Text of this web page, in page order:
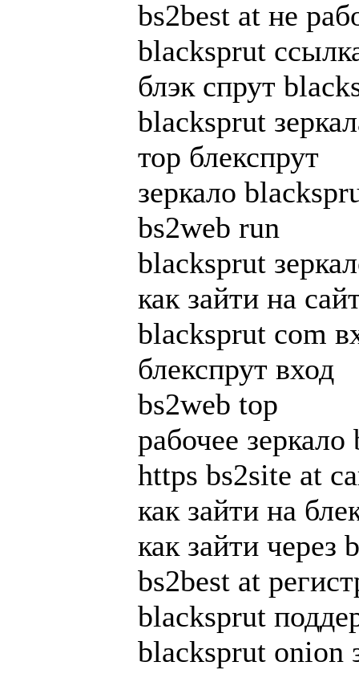
bs2best at не
blacksprut
блэк спрут
blacksprut
тор блекспрут
зеркало
bs2web run
blacksprut
как зайти на
blacksprut com
блекспрут вход
bs2web top
рабочее
https bs2site at
как зайти на
как зайти через
bs2best at
blacksprut
blacksprut onion